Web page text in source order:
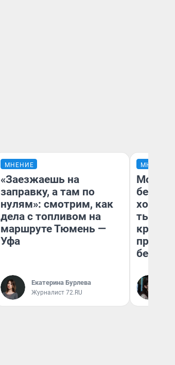
МНЕНИЕ
«Заезжаешь на
заправку, а там по
нулям»: смотрим, как
дела с топливом на
маршруте Тюмень —
Уфа
Екатерина Бурлева
Журналист 72.RU
МНЕНИЕ
Мой
хотела
тысяч,